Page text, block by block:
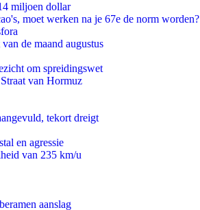
miljoen dollar
moet werken na je 67e de norm worden?
de maand augustus
om spreidingswet
van Hormuz
tekort dreigt
en agressie
van 235 km/u
aanslag